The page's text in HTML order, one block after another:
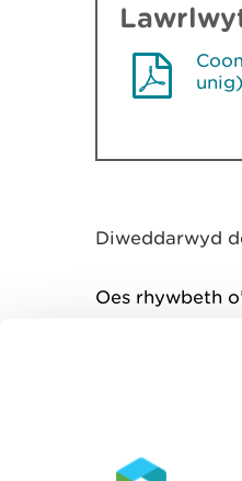
Diweddarwyd
Oes rhywbeth